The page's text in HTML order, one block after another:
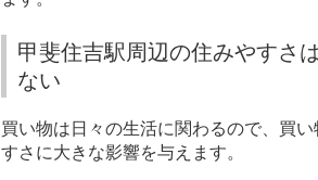
甲斐住吉駅周辺の住みやすさ
ない
買い物は日々の生活に関わるので、買
すさに大きな影響を与えます。